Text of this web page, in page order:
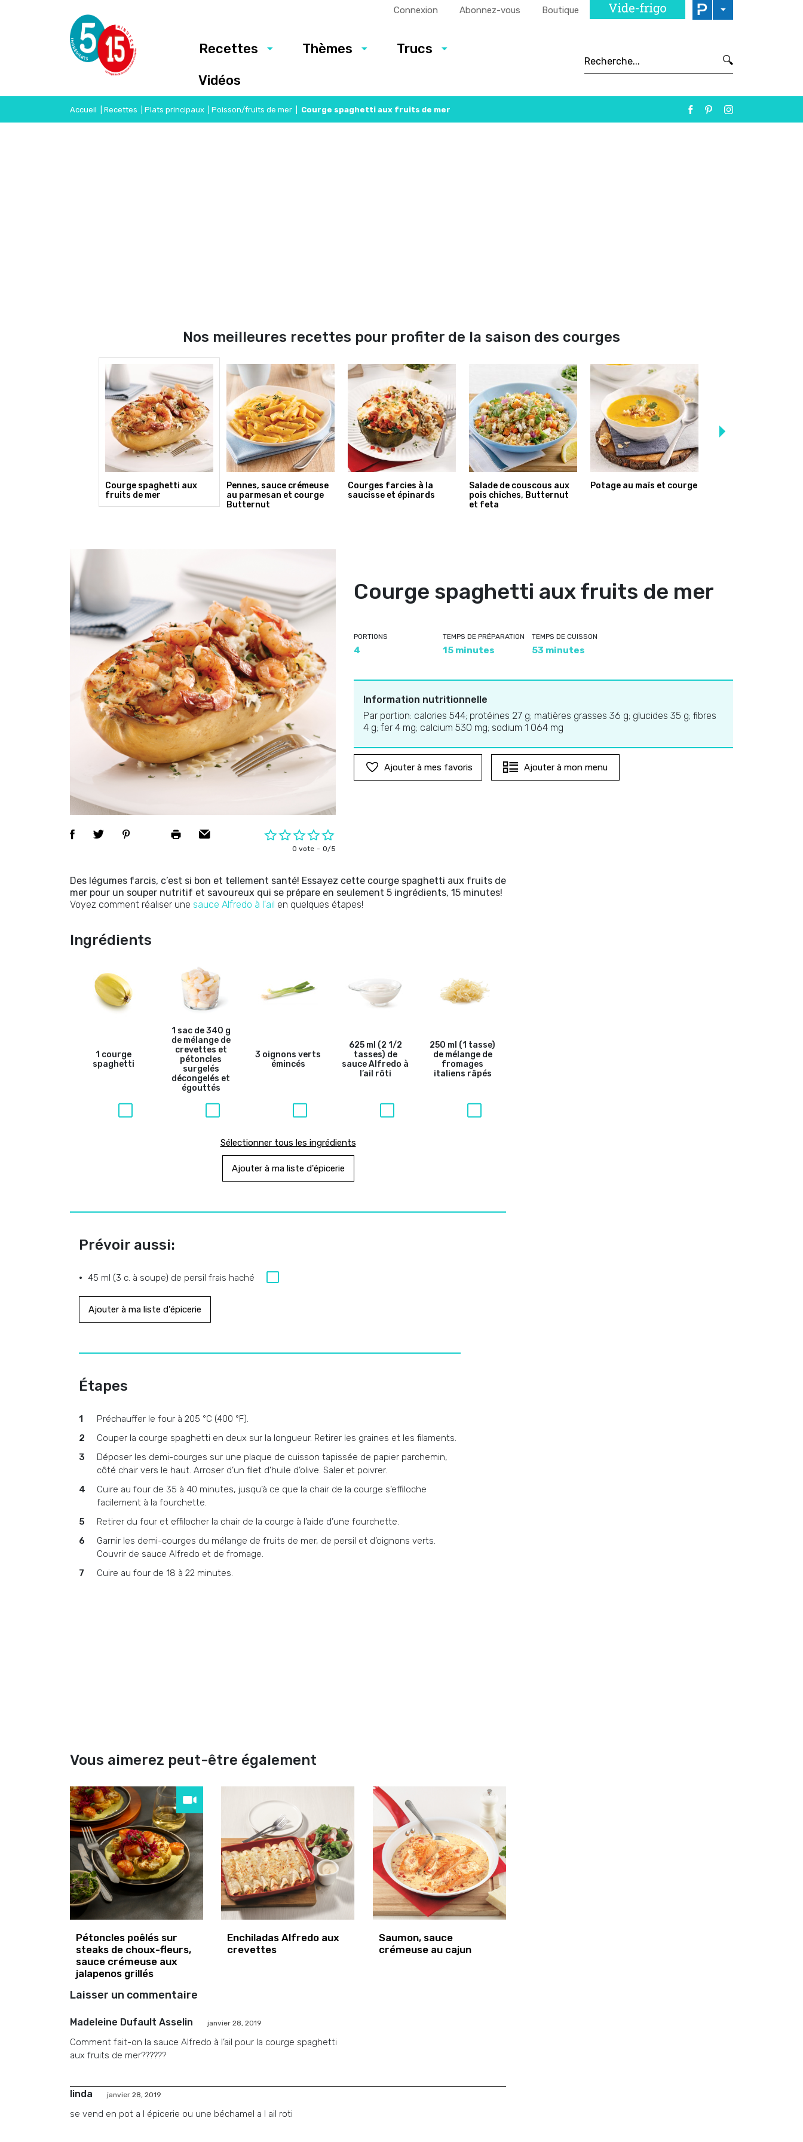
Connexion Abonnez-vous Boutique
Recettes Thèmes
Trucs
Vidéos
🔍
Accueil Recettes Plats principaux Poisson/fruits de mer Courge spaghetti aux fruits de mer
Nos meilleures recettes pour profiter de la saison des courges
Courge spaghetti aux
fruits de mer
Pennes, sauce crémeuse
au parmesan et courge
Butternut
Courges farcies à la
saucisse et épinards
Salade de couscous aux
pois chiches, Butternut
et feta
Potage au maïs et courge
0 vote 0/5
Courge spaghetti aux fruits de mer
PORTIONS
4
TEMPS DE PRÉPARATION
15 minutes
TEMPS DE CUISSON
53 minutes
Information nutritionnelle
Par portion: calories 544; protéines 27 g; matières grasses 36 g; glucides 35 g; fibres
4 g; fer 4 mg; calcium 530 mg; sodium 1 064 mg
Ajouter à mes favoris Ajouter à mon menu
Des légumes farcis, c’est si bon et tellement santé! Essayez cette courge spaghetti aux fruits de
mer pour un souper nutritif et savoureux qui se prépare en seulement 5 ingrédients, 15 minutes!
Voyez comment réaliser une sauce Alfredo à l'ail en quelques étapes!
Ingrédients
1 courge
spaghetti
1 sac de 340 g
de mélange de
crevettes et
pétoncles
surgelés
décongelés et
égouttés
3 oignons verts
émincés
625 ml (2 1/2
tasses) de
sauce Alfredo à
l’ail rôti
250 ml (1 tasse)
de mélange de
fromages
italiens râpés
Sélectionner tous les ingrédients
Ajouter à ma liste d'épicerie
Prévoir aussi:
45 ml (3 c. à soupe) de persil frais haché
Ajouter à ma liste d'épicerie
Étapes
Préchauffer le four à 205 °C (400 °F).
Couper la courge spaghetti en deux sur la longueur. Retirer les graines et les filaments.
Déposer les demi-courges sur une plaque de cuisson tapissée de papier parchemin,
côté chair vers le haut. Arroser d’un filet d’huile d’olive. Saler et poivrer.
Cuire au four de 35 à 40 minutes, jusqu’à ce que la chair de la courge s’effiloche
facilement à la fourchette.
Retirer du four et effilocher la chair de la courge à l’aide d’une fourchette.
Garnir les demi-courges du mélange de fruits de mer, de persil et d’oignons verts.
Couvrir de sauce Alfredo et de fromage.
Cuire au four de 18 à 22 minutes.
Vous aimerez peut-être également
Pétoncles poêlés sur
steaks de choux-fleurs,
sauce crémeuse aux
jalapenos grillés
Enchiladas Alfredo aux
crevettes
Saumon, sauce
crémeuse au cajun
Laisser un commentaire
Madeleine Dufault Asselin janvier 28, 2019
Comment fait-on la sauce Alfredo à l’ail pour la courge spaghetti
aux fruits de mer??????
linda janvier 28, 2019
se vend en pot a l épicerie ou une béchamel a l ail roti